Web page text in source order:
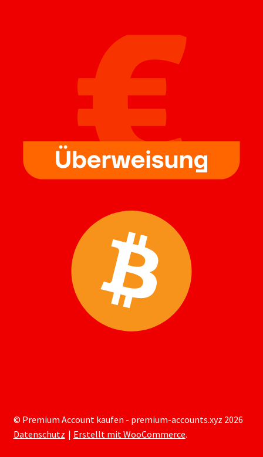
© Premium Account kaufen - premium-accounts.xyz 2026
Datenschutz
Erstellt mit WooCommerce.